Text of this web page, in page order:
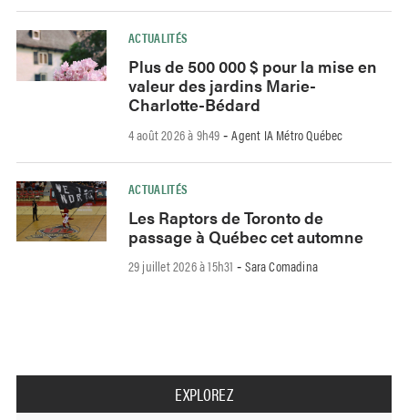
ACTUALITÉS
Plus de 500 000 $ pour la mise en
valeur des jardins Marie-
Charlotte-Bédard
4 août 2026 à 9h49 -Agent IA Métro Québec
ACTUALITÉS
Les Raptors de Toronto de
passage à Québec cet automne
29 juillet 2026 à 15h31 -Sara Comadina
EXPLOREZ